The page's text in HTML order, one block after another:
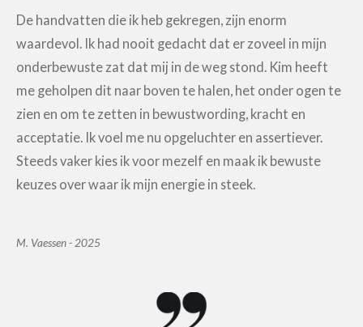
De handvatten die ik heb gekregen, zijn enorm
waardevol. Ik had nooit gedacht dat er zoveel in mijn
onderbewuste zat dat mij in de weg stond. Kim heeft
me geholpen dit naar boven te halen, het onder ogen te
zien en om te zetten in bewustwording, kracht en
acceptatie. Ik voel me nu opgeluchter en assertiever.
Steeds vaker kies ik voor mezelf en maak ik bewuste
keuzes over waar ik mijn energie in steek.
M. Vaessen - 2025